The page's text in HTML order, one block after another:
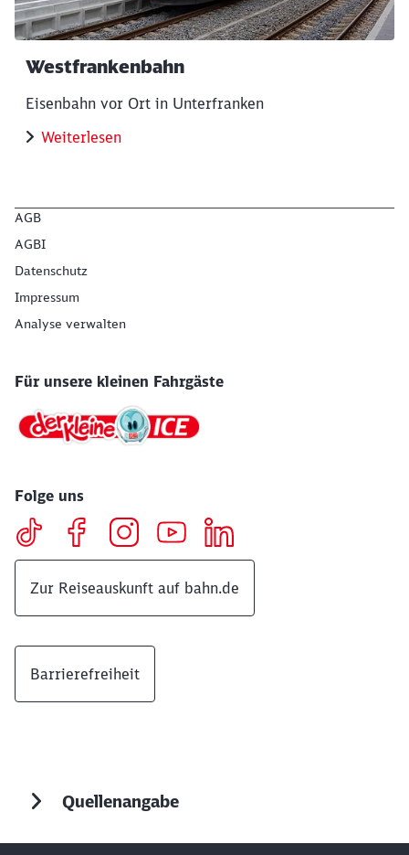
Westfrankenbahn
Eisenbahn vor Ort in Unterfranken
Weiterlesen
AGB
AGBI
Datenschutz
Impressum
Analyse verwalten
Für unsere kleinen Fahrgäste
Folge uns
Zur Reiseauskunft auf bahn.de
Barrierefreiheit
Quellenangabe